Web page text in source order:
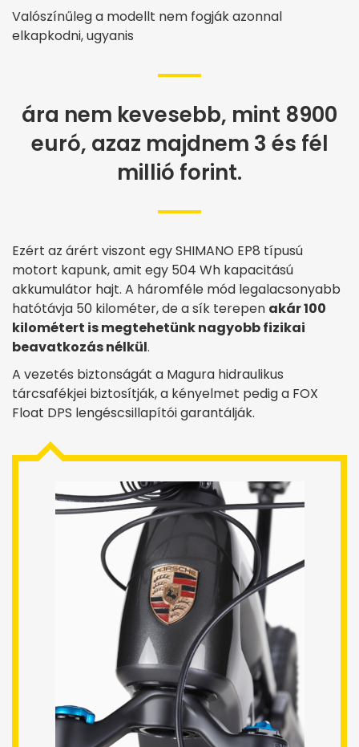
Valószínűleg a modellt nem fogják azonnal
elkapkodni, ugyanis
ára nem kevesebb, mint 8900
euró, azaz majdnem 3 és fél
millió forint.
Ezért az árért viszont egy SHIMANO EP8 típusú
motort kapunk, amit egy 504 Wh kapacitású
akkumulátor hajt. A háromféle mód legalacsonyabb
hatótávja 50 kilométer, de a sík terepen akár 100
kilométert is megtehetünk nagyobb fizikai
beavatkozás nélkül.
A vezetés biztonságát a Magura hidraulikus
tárcsafékjei biztosítják, a kényelmet pedig a FOX
Float DPS lengéscsillapítói garantálják.